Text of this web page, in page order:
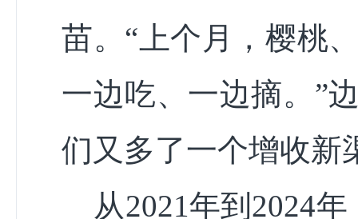
苗。“上个月，樱桃
一边吃、一边摘。”
们又多了一个增收新
从2021年到2024年